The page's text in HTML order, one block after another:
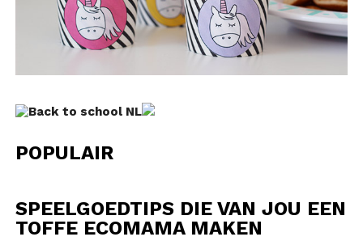
POPULAIR
SPEELGOEDTIPS DIE VAN JOU EEN
TOFFE ECOMAMA MAKEN